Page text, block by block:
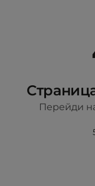
Перейди